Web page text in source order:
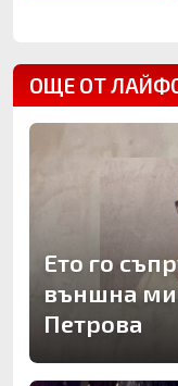
ОЩЕ ОТ
Ето го
външна
Петрова